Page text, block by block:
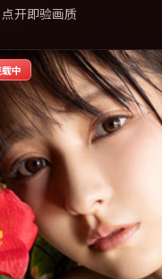
开即验画质
中